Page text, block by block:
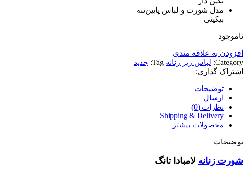
مدل شورت و لباس پایین‌تنه
بیکینی
ناموجود
افزودن به علاقه مندی
Category: لباس زیز زنانه Tag: جدید
اشتراک گذاری:
توضیحات
ارسال
نظرات (0)
Shipping & Delivery
محصولات بیشتر
توضیحات
شورت زنانه لامبادا تانگ